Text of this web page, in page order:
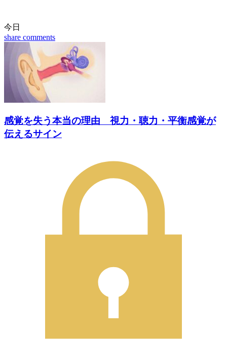
今日
share comments
感覚を失う本当の理由 視力・聴力・平衡感覚が
伝えるサイン